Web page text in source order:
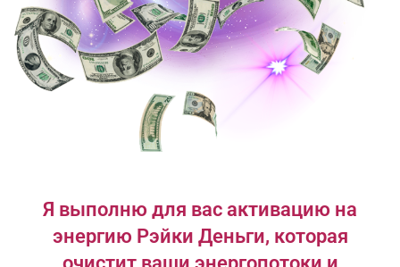
Я выполню для вас активацию на
энергию Рэйки Деньги, которая